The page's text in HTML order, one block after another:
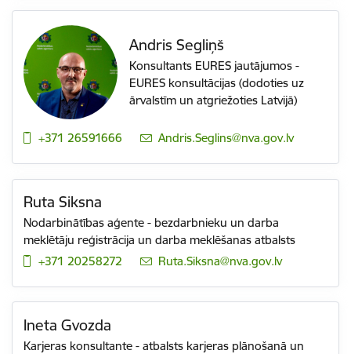
Andris Segliņš
Konsultants EURES jautājumos -
EURES konsultācijas (dodoties uz
ārvalstīm un atgriežoties Latvijā)
+371 26591666 E-pasts:
Andris.Seglins@nva.gov.lv
Ruta Siksna
Nodarbinātības aģente - bezdarbnieku un darba
meklētāju reģistrācija un darba meklēšanas atbalsts
+371 20258272
E-pasts:
Ruta.Siksna@nva.gov.lv
Ineta Gvozda
Karjeras konsultante - atbalsts karjeras plānošanā un